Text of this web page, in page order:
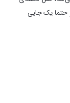
حتما یک جایی